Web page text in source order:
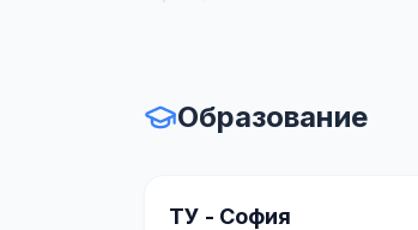
Образование
ТУ - София